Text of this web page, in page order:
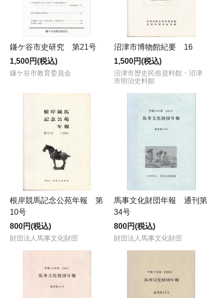
鎌ケ谷市史研究 第21号
1,500円(税込)
鎌ケ谷市教育委員会
沼津市博物館紀要 16
1,500円(税込)
沼津市歴史民俗資料館・沼津
市明治史料館
根岸競馬記念公苑年報 第
10号
800円(税込)
財団法人馬事文化財団
馬事文化財団年報 通刊第
34号
800円(税込)
財団法人馬事文化財団